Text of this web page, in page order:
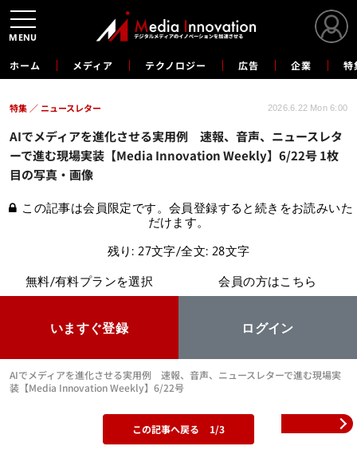
ホーム メディア テクノロジー 広告 企業 特
AIでメディアを進化させる実用例 速報、音声、ニュースレタ
ーで進む現場実装【Media Innovation Weekly】6/22号 1枚
目の写真・画像
特集 ニュースレター 2026.6.22 Mon 6:00
この記事は会員限定です。会員登録すると続きをお読みいた
だけます。
残り: 27文字/全文: 28文字
無料/有料プランを選択
いますぐ登録
会員の方はこちら
ログイン
AIでメディアを進化させる実用例 速報、音声、ニュースレターで進む現場実
装【Media Innovation Weekly】6/22号
この記事へ戻る 1/3
MENU